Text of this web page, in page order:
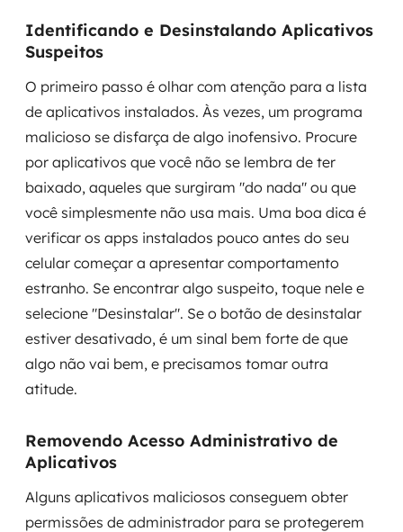
Identificando e Desinstalando Aplicativos
Suspeitos
O primeiro passo é olhar com atenção para a lista
de aplicativos instalados. Às vezes, um programa
malicioso se disfarça de algo inofensivo. Procure
por aplicativos que você não se lembra de ter
baixado, aqueles que surgiram "do nada" ou que
você simplesmente não usa mais. Uma boa dica é
verificar os apps instalados pouco antes do seu
celular começar a apresentar comportamento
estranho. Se encontrar algo suspeito, toque nele e
selecione "Desinstalar". Se o botão de desinstalar
estiver desativado, é um sinal bem forte de que
algo não vai bem, e precisamos tomar outra
atitude.
Removendo Acesso Administrativo de
Aplicativos
Alguns aplicativos maliciosos conseguem obter
permissões de administrador para se protegerem